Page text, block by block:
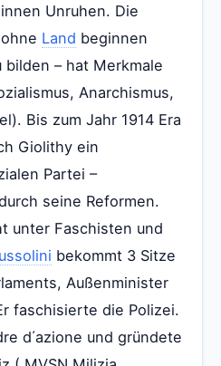
Unruhen. Die
Land beginnen
bilden – hat Merkmale
Anarchismus,
Bis zum Jahr 1914 Era
Giolithy ein
Partei –
seine Reformen.
unter Faschisten und
bekommt 3 Sitze
Außenminister
faschisierte die Polizei.
d΄azione und gründete